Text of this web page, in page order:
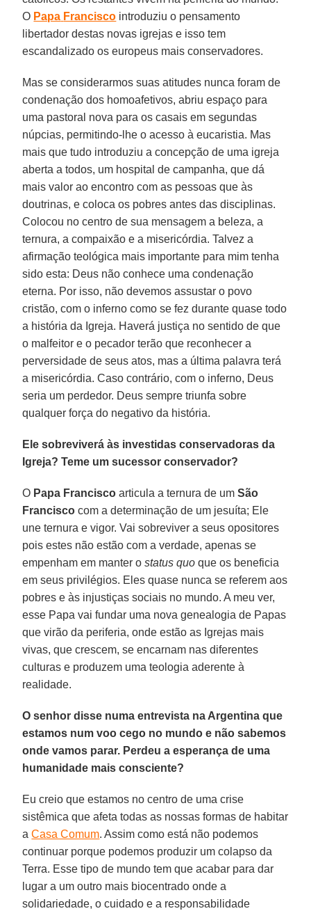
O Papa Francisco introduziu o pensamento
libertador destas novas igrejas e isso tem
escandalizado os europeus mais conservadores.
Mas se considerarmos suas atitudes nunca foram de
condenação dos homoafetivos, abriu espaço para
uma pastoral nova para os casais em segundas
núpcias, permitindo-lhe o acesso à eucaristia. Mas
mais que tudo introduziu a concepção de uma igreja
aberta a todos, um hospital de campanha, que dá
mais valor ao encontro com as pessoas que às
doutrinas, e coloca os pobres antes das disciplinas.
Colocou no centro de sua mensagem a beleza, a
ternura, a compaixão e a misericórdia. Talvez a
afirmação teológica mais importante para mim tenha
sido esta: Deus não conhece uma condenação
eterna. Por isso, não devemos assustar o povo
cristão, com o inferno como se fez durante quase todo
a história da Igreja. Haverá justiça no sentido de que
o malfeitor e o pecador terão que reconhecer a
perversidade de seus atos, mas a última palavra terá
a misericórdia. Caso contrário, com o inferno, Deus
seria um perdedor. Deus sempre triunfa sobre
qualquer força do negativo da história.
Ele sobreviverá às investidas conservadoras da
Igreja? Teme um sucessor conservador?
O Papa Francisco articula a ternura de umSão
Francisco com a determinação de um jesuíta; Ele
une ternura e vigor. Vai sobreviver a seus opositores
pois estes não estão com a verdade, apenas se
empenham em manter ostatus quo que os beneficia
em seus privilégios. Eles quase nunca se referem aos
pobres e às injustiças sociais no mundo. A meu ver,
esse Papa vai fundar uma nova genealogia de Papas
que virão da periferia, onde estão as Igrejas mais
vivas, que crescem, se encarnam nas diferentes
culturas e produzem uma teologia aderente à
realidade.
O senhor disse numa entrevista na Argentina que
estamos num voo cego no mundo e não sabemos
onde vamos parar. Perdeu a esperança de uma
humanidade mais consciente?
Eu creio que estamos no centro de uma crise
sistêmica que afeta todas as nossas formas de habitar
aCasa Comum. Assim como está não podemos
continuar porque podemos produzir um colapso da
Terra. Esse tipo de mundo tem que acabar para dar
lugar a um outro mais biocentrado onde a
solidariedade, o cuidado e a responsabilidade